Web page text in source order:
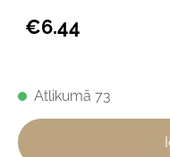
€6.44
Atlikumā 73